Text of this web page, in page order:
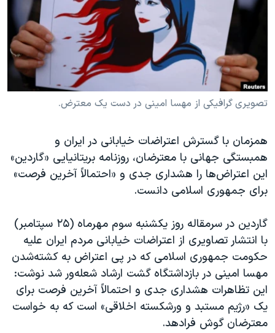
فرهنگ و زندگی
حقوق شهروندی
اقتصادی
علم و فناوری
اسرائیل در جنگ
آرشیو پخش زنده
مستندها
انتخابات ریاست جمهوری آمریکا ۲۰۲۴
حمله جمهوری اسلامی به اسرائیل
رمز مهسا
ورزش زنان در ایران
مجموعه مستندهای دادخواهی
تریبونال مردمی آبان ۹۸
دادگاه حمید نوری
قانون شفافیت دارائی کادر رهبری ایران
اعتراضات مردمی آبان ۹۸
اسرائیل در جنگ
نرگس محمدی برنده جایزه نوبل صلح
همایش محافظه‌کاران آمریکا «سی‌پک»
دنبال کنید
زبانهای مختلف
تصویری گرافیکی از مهسا امینی در دست یک معترض.
همزمان با گسترش اعتراضات خیابانی در ایران و
همبستگی جهانی با معترضان، روزنامه بریتانیایی «گاردین»
این اعتراض‌ها را هشداری جدی و «احتمالاً آخرین فرصت»
برای جمهوری اسلامی دانست.
گاردین در سرمقاله روز یکشنبه سوم مهرماه (۲۵ سپتامبر)
با انتشار تصاویری از اعتراضات خیابانی مردم ایران علیه
حکومت جمهوری اسلامی که در پی اعتراض به کشته‌شدن
مهسا‌ امینی در بازداشتگاه گشت ارشاد شعله‌ور شد نوشت:
این تظاهرات هشداری جدی و احتمالاً آخرین فرصت برای
یک «رژیم مستبد و ورشکسته اخلاقی» است که به خواست
معترضان گوش فرادهد.